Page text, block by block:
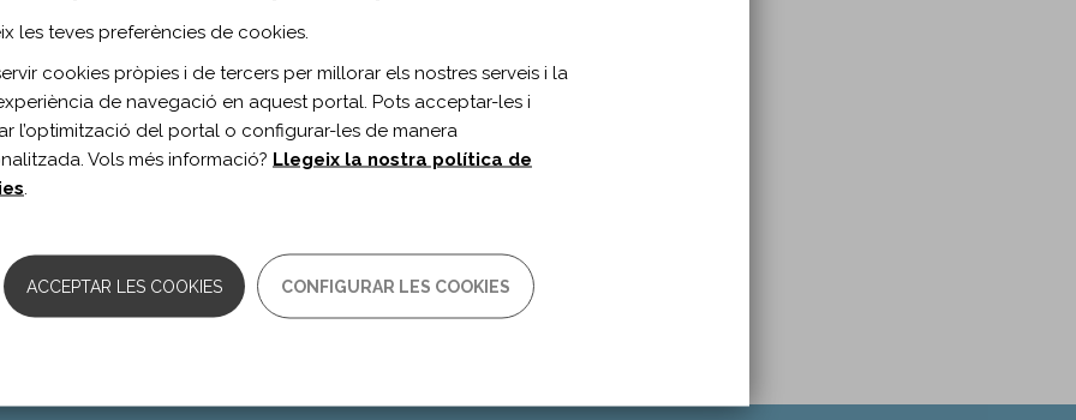
BIBLIOGRÀFICA
2024
Clin Pract. 2024;14(1)
del document: Anglès
e200255
CPJ.0000000000200255
les teves preferències de cookies.
cookies pròpies i de tercers per millorar els nostres serveis i la
de navegació en aquest portal. Pots acceptar-les i
l’optimització del portal o configurar-les de manera
Vols més informació? Llegeix la nostra política de
ACCEPTAR LES COOKIES CONFIGURAR LES COOKIES